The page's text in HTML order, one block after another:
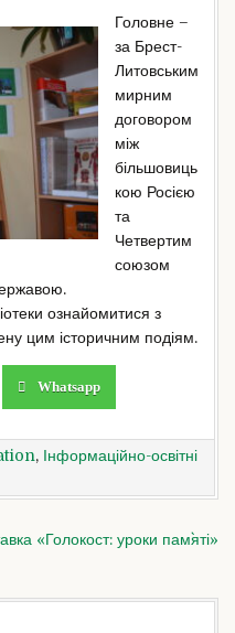
Головне –
за Брест-
Литовським
мирним
договором
між
більшовиць
кою Росією
та
Четвертим
союзом
ознайомитися з
цим історичним подіям.
Whatsapp
, Інформаційно-освітні
«Голокост: уроки пам`яті»